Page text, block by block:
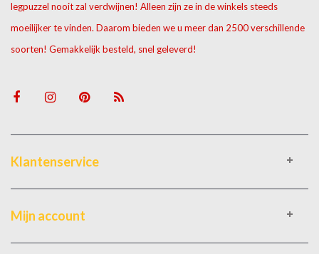
legpuzzel nooit zal verdwijnen! Alleen zijn ze in de winkels steeds
moeilijker te vinden. Daarom bieden we u meer dan 2500 verschillende
soorten! Gemakkelijk besteld, snel geleverd!
Klantenservice
Mijn account